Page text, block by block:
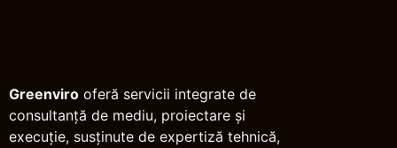
Greenviro oferă servicii integrate de
consultanță de mediu, proiectare și
execuție, susținute de expertiză tehnică,